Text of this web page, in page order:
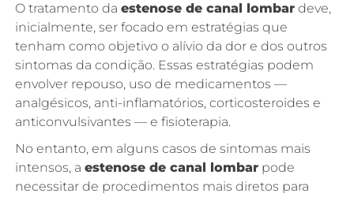
O tratamento daestenose de canal lombar deve,
inicialmente, ser focado em estratégias que
tenham como objetivo o alívio da dor e dos outros
sintomas da condição. Essas estratégias podem
envolver repouso, uso de medicamentos —
analgésicos, anti-inflamatórios, corticosteroides e
anticonvulsivantes — e fisioterapia.
No entanto, em alguns casos de sintomas mais
intensos, aestenose de canal lombar pode
necessitar de procedimentos mais diretos para